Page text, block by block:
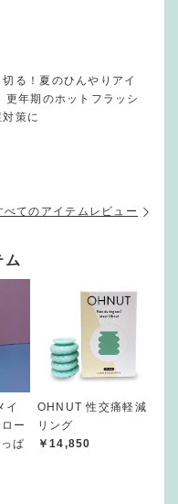
る！夏のひんやりアイ
年期のホットフラッシ
対策に
べてのアイテムレビュー
ム
イ
ー
ぱ
OHNUT 性交痛軽減
リング
￥14,850